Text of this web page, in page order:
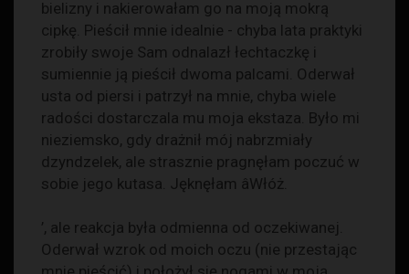
bielizny i nakierowałam go na moją mokrą
cipkę. Pieścił mnie idealnie - chyba lata praktyki
zrobiły swoje Sam odnalazł łechtaczkę i
sumiennie ją pieścił dwoma palcami. Oderwał
usta od piersi i patrzył na mnie, chyba wiele
radości dostarczala mu moja ekstaza. Było mi
nieziemsko, gdy drażnił mój nabrzmiały
dzyndzelek, ale strasznie pragnęłam poczuć w
sobie jego kutasa. Jęknęłam âWłóż.
’, ale reakcja była odmienna od oczekiwanej.
Oderwał wzrok od moich oczu (nie przestając